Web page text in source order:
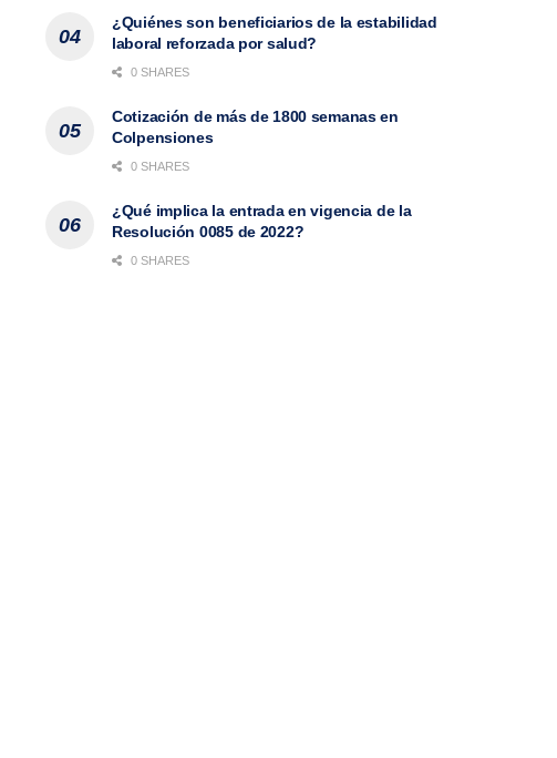
¿Quiénes son beneficiarios de la estabilidad
laboral reforzada por salud?
0 SHARES
Cotización de más de 1800 semanas en
Colpensiones
0 SHARES
¿Qué implica la entrada en vigencia de la
Resolución 0085 de 2022?
0 SHARES